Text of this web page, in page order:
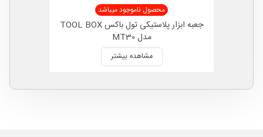
محصول ناموجود میباشد
جعبه ابزار پلاستیکی تول باکس TOOL BOX
مدل MT30
مشاهده بیشتر